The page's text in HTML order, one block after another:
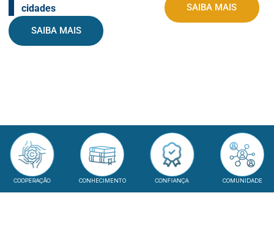
cidades
SAIBA MAIS
SAIBA MAIS
COOPERAÇÃO CONHECIMENTO CONFIANÇA COMUNIDADE